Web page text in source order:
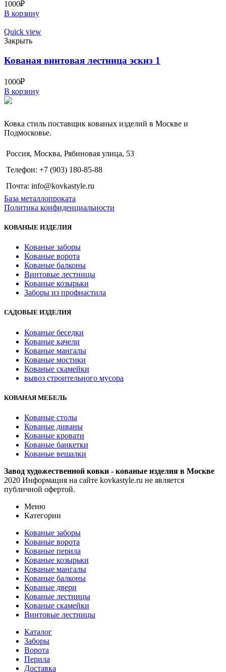
1000₽
В корзину
Quick view
Закрыть
Кованая винтовая лестница эскиз 1
1000₽
В корзину
Ковка стиль поставщик кованых изделий в Москве и
Подмосковье.
Россия, Москва, Рябиновая улица, 53
Телефон: +7 (903) 180-85-88
Почта: info@kovkastyle.ru
База металлопроката
Политика конфиденциальности
КОВАНЫЕ ИЗДЕЛИЯ
Кованые заборы
Кованые ворота
Кованые балконы
Винтовые лестницы
Кованые козырьки
Заборы из профнастила
САДОВЫЕ ИЗДЕЛИЯ
Кованые беседки
Кованые качели
Кованые мангалы
Кованые мостики
Кованые скамейки
вывоз строительного мусора
КОВАНАЯ МЕБЕЛЬ
Кованые столы
Кованые диваны
Кованые кровати
Кованые банкетки
Кованые вешалки
Завод художественной ковки - кованые изделия в Москве
2020 Информация на сайте kovkastyle.ru не является
публичной офертой.
Меню
Категории
Кованые заборы
Кованые ворота
Кованые перила
Кованые козырьки
Кованые мангалы
Кованые балконы
Кованые двери
Кованые лестницы
Кованые скамейки
Винтовые лестницы
Каталог
Заборы
Ворота
Перила
Доставка